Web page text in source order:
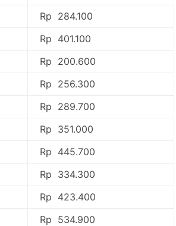
Rp 284.100
Rp 401.100
Rp 200.600
Rp 256.300
Rp 289.700
Rp 351.000
Rp 445.700
Rp 334.300
Rp 423.400
Rp 534.900